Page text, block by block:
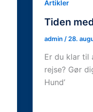
Artikler
Tiden
admin / 28.
Er du klar til
rejse? Gør
Hund’